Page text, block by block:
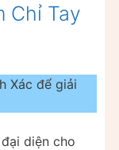
Chỉ Tay
Xác để giải
diện cho